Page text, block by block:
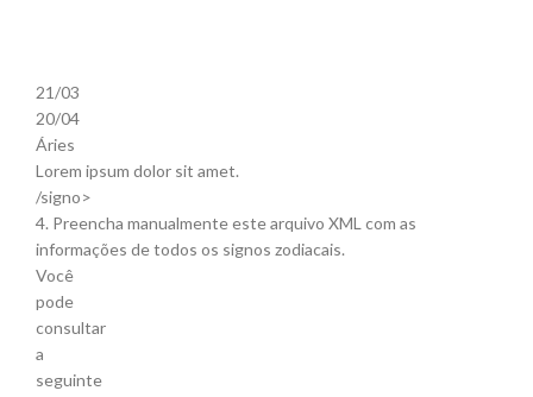
21/03
20/04
Áries
Lorem ipsum dolor sit amet.
/signo>
4. Preencha manualmente este arquivo XML com as
informações de todos os signos zodiacais.
Você
pode
consultar
a
seguinte